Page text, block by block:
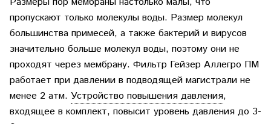
пропускают только молекулы воды. Размер молекул
большинства примесей, а также бактерий и вирусов
значительно больше молекул воды, поэтому они не
проходят через мембрану. Фильтр Гейзер Аллегро ПМ
работает при давлении в подводящей магистрали не
менее 2 атм. Устройство повышения давления,
входящее в комплект, повысит уровень давления до 3-